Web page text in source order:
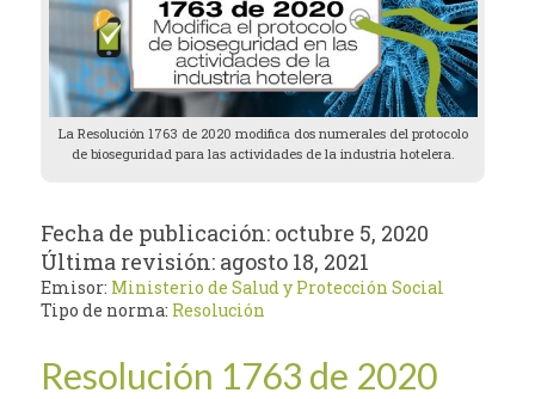
La Resolución 1763 de 2020 modifica dos numerales del protocolo
de bioseguridad para las actividades de la industria hotelera.
Fecha de publicación: octubre 5, 2020
Última revisión: agosto 18, 2021
Emisor: Ministerio de Salud y Protección Social
Tipo de norma: Resolución
Resolución 1763 de 2020